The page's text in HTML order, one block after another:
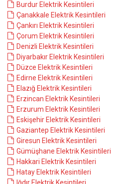
Burdur Elektrik Kesintileri
Çanakkale Elektrik Kesintileri
Çankırı Elektrik Kesintileri
Çorum Elektrik Kesintileri
Denizli Elektrik Kesintileri
Diyarbakır Elektrik Kesintileri
Düzce Elektrik Kesintileri
Edirne Elektrik Kesintileri
Elazığ Elektrik Kesintileri
Erzincan Elektrik Kesintileri
Erzurum Elektrik Kesintileri
Eskişehir Elektrik Kesintileri
Gaziantep Elektrik Kesintileri
Giresun Elektrik Kesintileri
Gümüşhane Elektrik Kesintileri
Hakkari Elektrik Kesintileri
Hatay Elektrik Kesintileri